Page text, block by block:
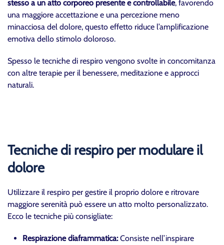
stesso a un atto corporeo presente e controllabile, favorendo
una maggiore accettazione e una percezione meno
minacciosa del dolore, questo effetto riduce l’amplificazione
emotiva dello stimolo doloroso.
Spesso le tecniche di respiro vengono svolte in concomitanza
con altre terapie per il benessere, meditazione e approcci
naturali.
Tecniche di respiro per modulare il
dolore
Utilizzare il respiro per gestire il proprio dolore e ritrovare
maggiore serenità può essere un atto molto personalizzato.
Ecco le tecniche più consigliate:
Respirazione diaframmatica:Consiste nell’inspirare